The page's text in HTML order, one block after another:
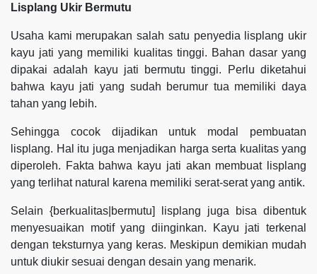
Lisplang Ukir Bermutu
Usaha kami merupakan salah satu penyedia lisplang ukir
kayu jati yang memiliki kualitas tinggi. Bahan dasar yang
dipakai adalah kayu jati bermutu tinggi. Perlu diketahui
bahwa kayu jati yang sudah berumur tua memiliki daya
tahan yang lebih.
Sehingga cocok dijadikan untuk modal pembuatan
lisplang. Hal itu juga menjadikan harga serta kualitas yang
diperoleh. Fakta bahwa kayu jati akan membuat lisplang
yang terlihat natural karena memiliki serat-serat yang antik.
Selain {berkualitas|bermutu] lisplang juga bisa dibentuk
menyesuaikan motif yang diinginkan. Kayu jati terkenal
dengan teksturnya yang keras. Meskipun demikian mudah
untuk diukir sesuai dengan desain yang menarik.